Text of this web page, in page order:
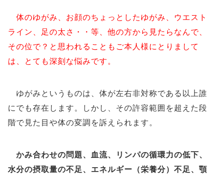
体のゆがみ、お顔のちょっとしたゆがみ、ウエスト
ライン、足の太さ・・等、他の方から見たらなんで、
その位で？と思われることもご本人様にとりまして
は、とても深刻な悩みです。
ゆがみというものは、体が左右非対称である以上誰
にでも存在します。しかし、その許容範囲を超えた段
階で見た目や体の変調を訴えられます。
かみ合わせの問題、血流、リンパの循環力の低下、
水分の摂取量の不足、エネルギー（栄養分）不足、顎